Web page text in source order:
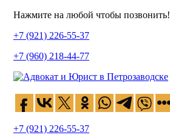
Нажмите на любой чтобы позвонить!
+7 (921) 226-55-37
+7 (960) 218-44-77
+7 (921) 226-55-37